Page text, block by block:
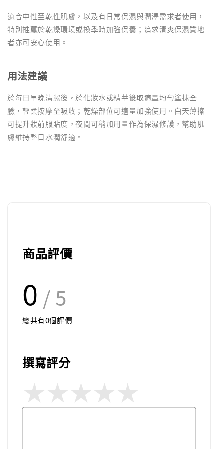
適合中性至乾性肌膚，以及有日常保濕與潤澤需求者使用，
特別推薦於乾燥環境或換季時加強保養；追求清爽保濕質地
者亦可安心使用。
用法建議
於每日早晚清潔後，於化妝水或精華後取適量均勻塗抹全
臉，輕柔按摩至吸收；乾燥部位可適量加強使用。白天薄擦
可提升妝前服貼度，夜間可稍加用量作為保濕修護，幫助肌
膚維持整日水潤舒適。
商品評價
0 / 5
總共有0個評價
撰寫評分